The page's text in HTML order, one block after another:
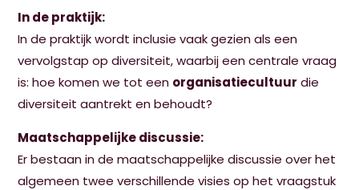
In de praktijk:
In de praktijk wordt inclusie vaak gezien als een
vervolgstap op diversiteit, waarbij een centrale vraag
is: hoe komen we tot een organisatiecultuur die
diversiteit aantrekt en behoudt?
Maatschappelijke discussie:
Er bestaan in de maatschappelijke discussie over het
algemeen twee verschillende visies op het vraagstuk